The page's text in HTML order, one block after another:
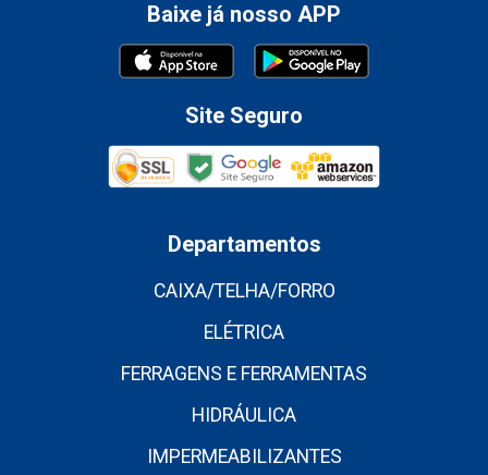
Baixe já nosso APP
Site Seguro
Departamentos
CAIXA/TELHA/FORRO
ELÉTRICA
FERRAGENS E FERRAMENTAS
HIDRÁULICA
IMPERMEABILIZANTES